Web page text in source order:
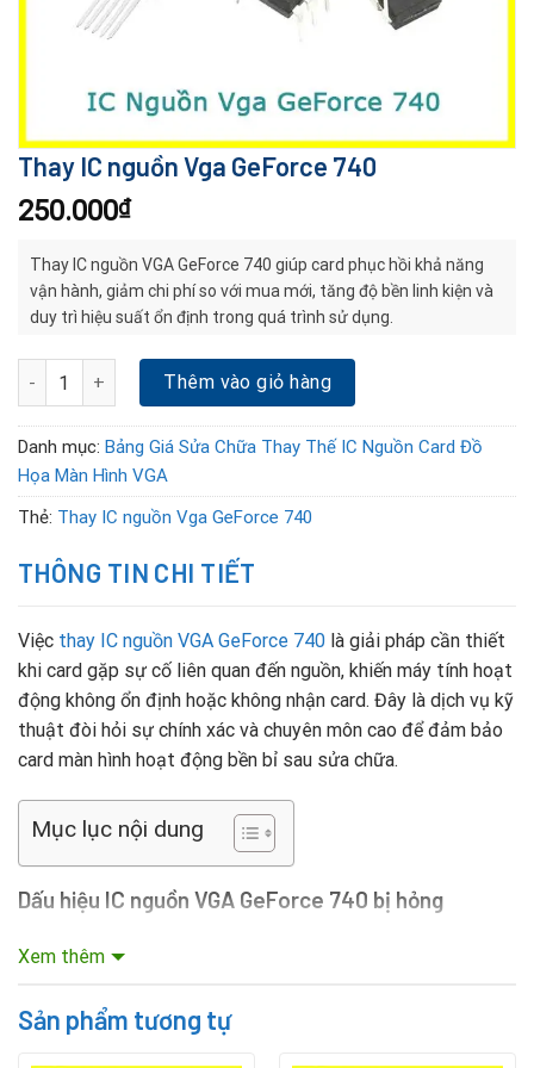
Thay IC nguồn Vga GeForce 740
250.000₫
Thay IC nguồn VGA GeForce 740 giúp card phục hồi khả năng
vận hành, giảm chi phí so với mua mới, tăng độ bền linh kiện và
duy trì hiệu suất ổn định trong quá trình sử dụng.
Thay IC nguồn Vga GeForce 740 số lượng
Thêm vào giỏ hàng
Danh mục: Bảng Giá Sửa Chữa Thay Thế IC Nguồn Card Đồ
Họa Màn Hình VGA
Thẻ: Thay IC nguồn Vga GeForce 740
THÔNG TIN CHI TIẾT
Việc thay IC nguồn VGA GeForce 740 là giải pháp cần thiết
khi card gặp sự cố liên quan đến nguồn, khiến máy tính hoạt
động không ổn định hoặc không nhận card. Đây là dịch vụ kỹ
thuật đòi hỏi sự chính xác và chuyên môn cao để đảm bảo
card màn hình hoạt động bền bỉ sau sửa chữa.
Mục lục nội dung
Dấu hiệu IC nguồn VGA GeForce 740 bị hỏng
thị.
Quạt VGA không quay hoặc quay bất thường.
Xem thêm
Sản phẩm tương tự